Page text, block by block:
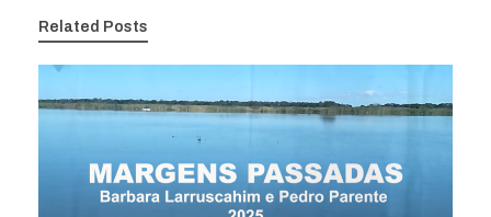
Related Posts